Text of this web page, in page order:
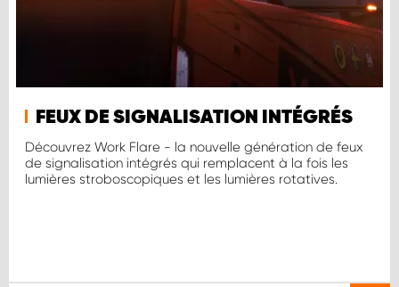
FEUX DE SIGNALISATION INTÉGRÉS
Découvrez Work Flare - la nouvelle génération de feux
de signalisation intégrés qui remplacent à la fois les
lumières stroboscopiques et les lumières rotatives.